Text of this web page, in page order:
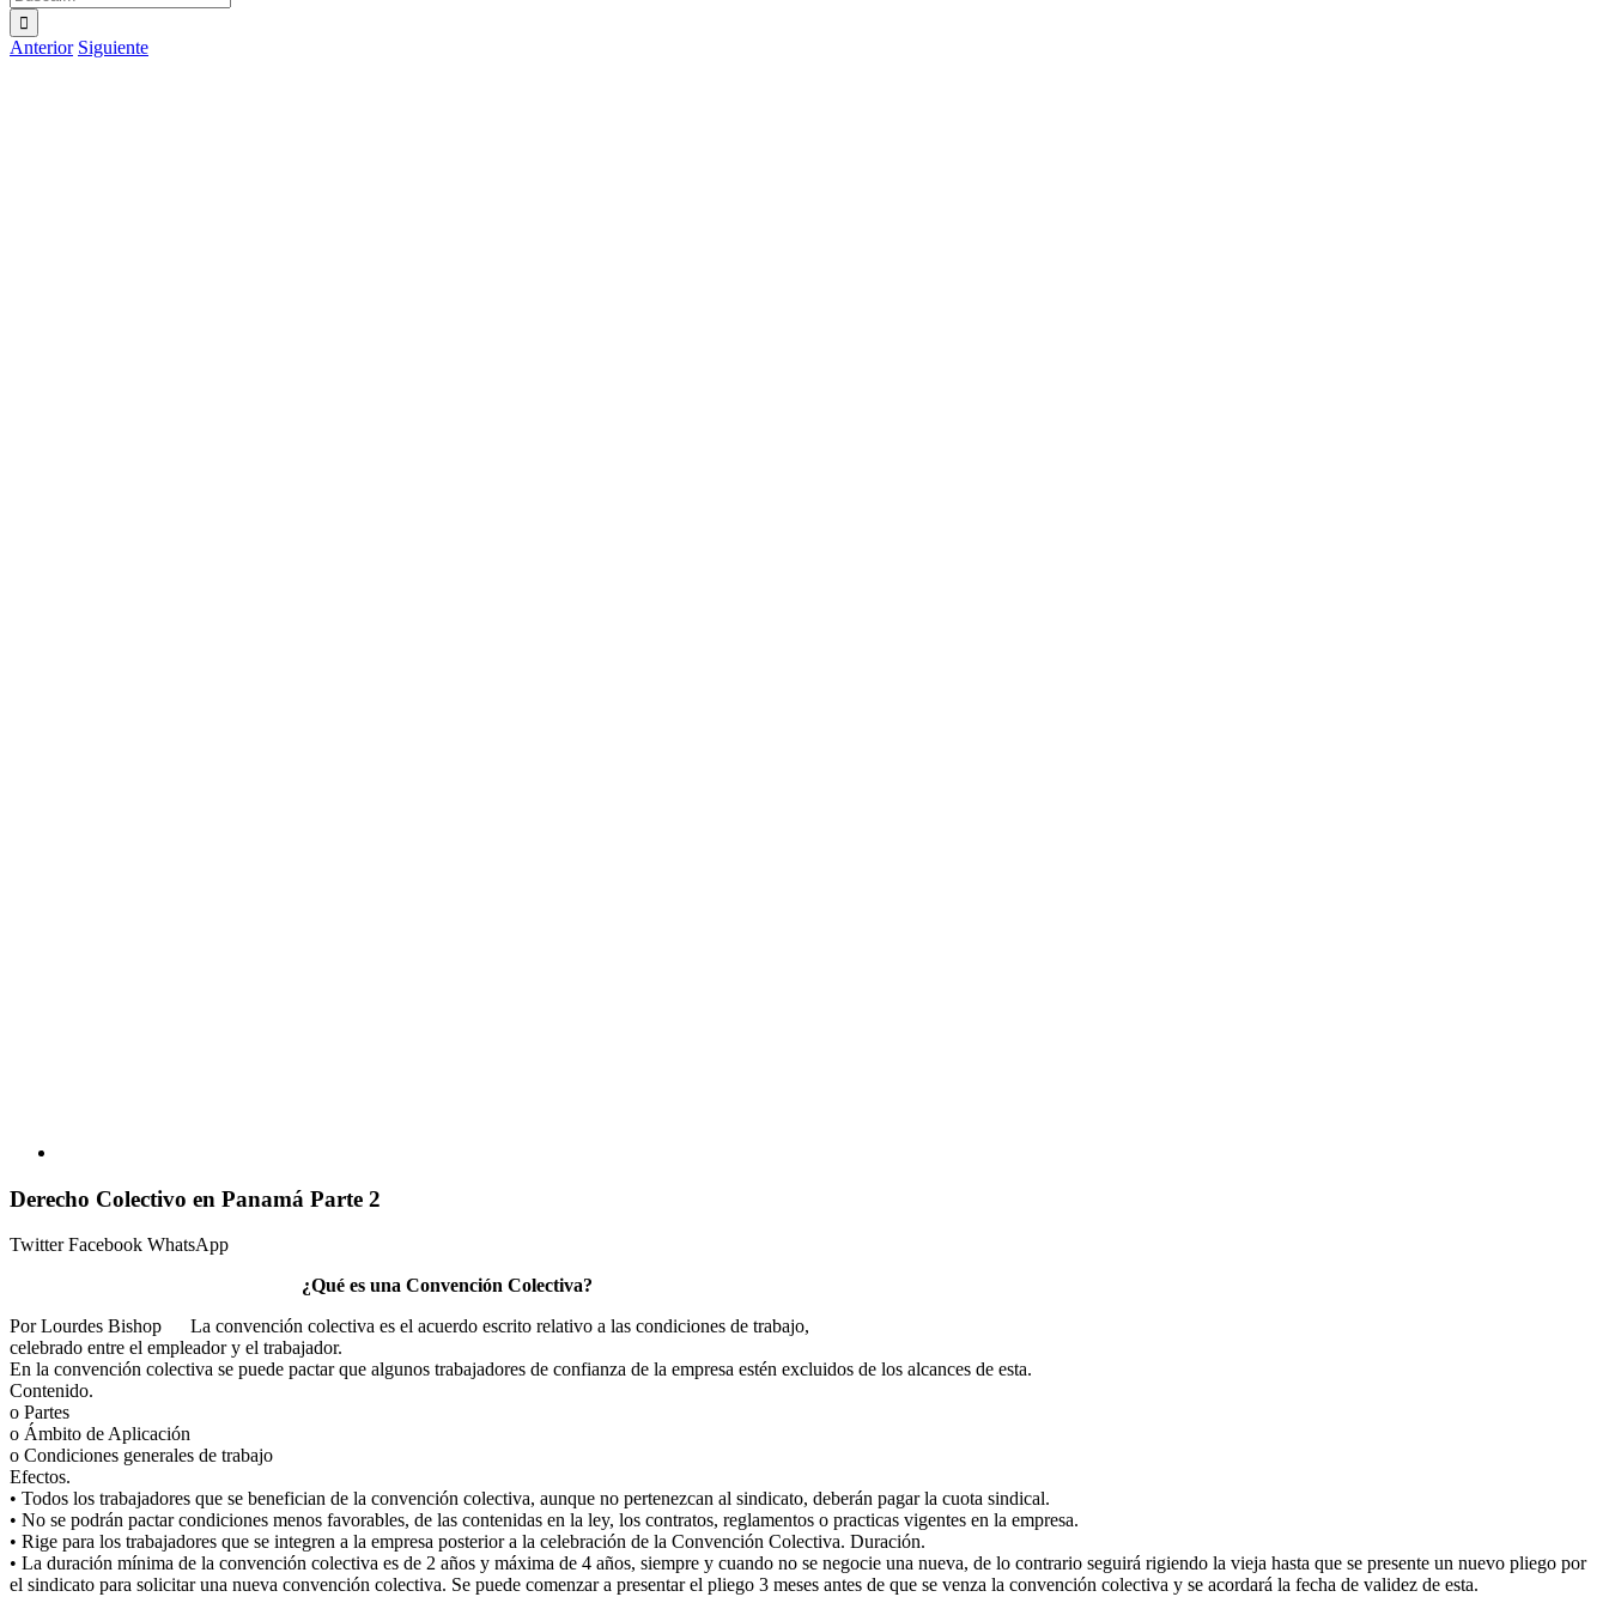
Anterior Siguiente
Derecho Colectivo en Panamá Parte 2
TwitterFacebook WhatsApp
¿Qué es una Convención Colectiva?
Por Lourdes Bishop La convención colectiva es el acuerdo escrito relativo a las condiciones de trabajo,
celebrado entre el empleador y el trabajador.
En la convención colectiva se puede pactar que algunos trabajadores de confianza de la empresa estén excluidos de los alcances de esta.
Contenido.
o Partes
o Ámbito de Aplicación
o Condiciones generales de trabajo
Efectos.
• Todos los trabajadores que se benefician de la convención colectiva, aunque no pertenezcan al sindicato, deberán pagar la cuota sindical.
• No se podrán pactar condiciones menos favorables, de las contenidas en la ley, los contratos, reglamentos o practicas vigentes en la empresa.
• Rige para los trabajadores que se integren a la empresa posterior a la celebración de la Convención Colectiva. Duración.
• La duración mínima de la convención colectiva es de 2 años y máxima de 4 años, siempre y cuando no se negocie una nueva, de lo contrario seguirá rigiendo la vieja hasta que se presente un nuevo pliego por
el sindicato para solicitar una nueva convención colectiva. Se puede comenzar a presentar el pliego 3 meses antes de que se venza la convención colectiva y se acordará la fecha de validez de esta.